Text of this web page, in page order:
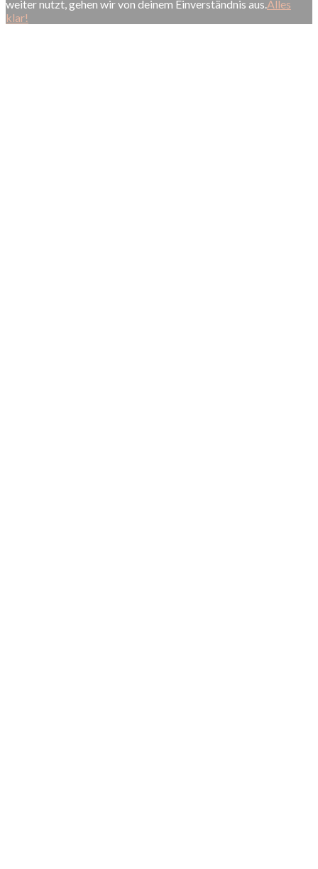
weiter nutzt, gehen wir von deinem Einverständnis aus. Alles
klar!